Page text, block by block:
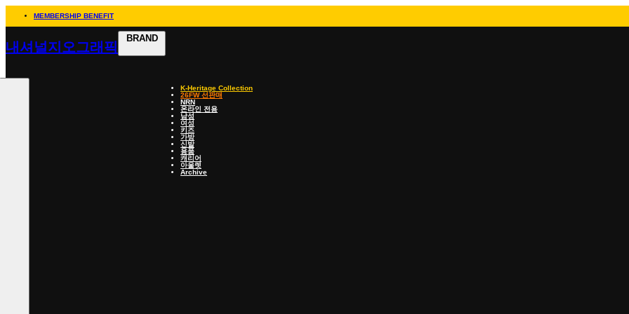
MEMBERSHIP BENEFIT
내셔널지오그래픽
BRAND
K-Heritage Collection
26FW 선판매
NRN
온라인 전용
남성
여성
키즈
가방
신발
용품
캐리어
아울렛
Archive